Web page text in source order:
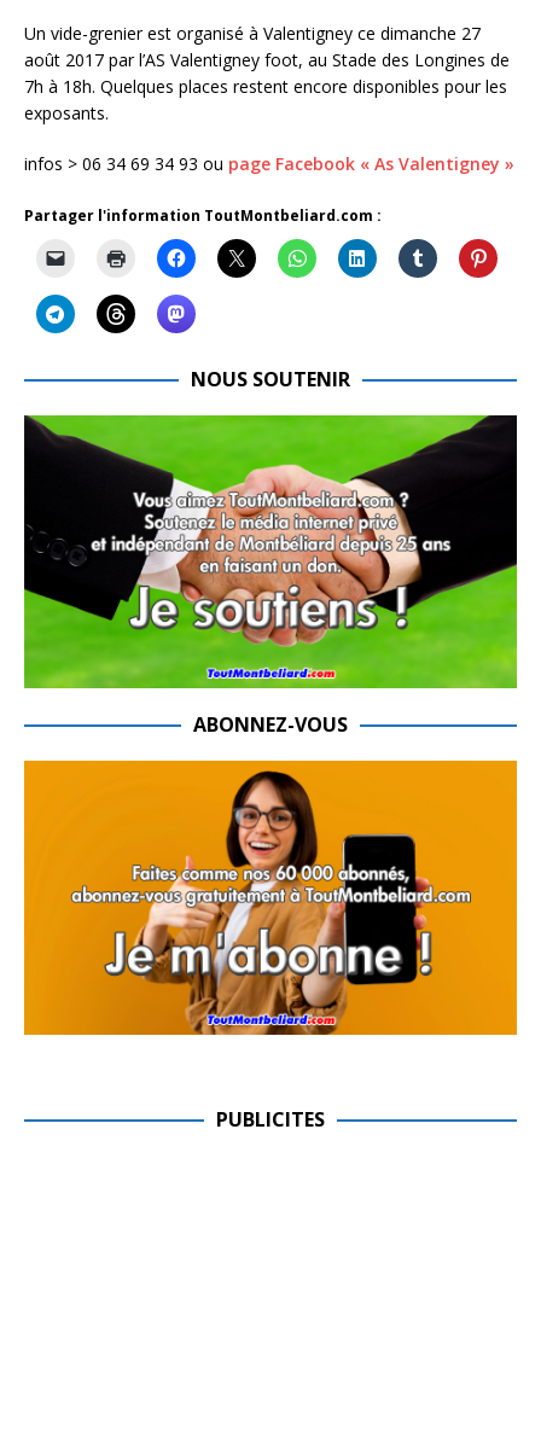
Un vide-grenier est organisé à Valentigney ce dimanche 27
août 2017 par l’AS Valentigney foot, au Stade des Longines de
7h à 18h. Quelques places restent encore disponibles pour les
exposants.
infos > 06 34 69 34 93 ou page Facebook « As Valentigney »
Partager l'information ToutMontbeliard.com :
NOUS SOUTENIR
ABONNEZ-VOUS
PUBLICITES